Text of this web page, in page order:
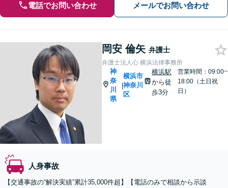
電話でお問い合わせ メールでお問い合わせ
岡安 倫矢 弁護士
弁護士法人心 横浜法律事務所
神
奈
川
県
|
横浜市
神奈川
区
横浜駅
から徒
歩3分
営業時間：09:00~
18:00（土日祝
日）
人身事故
【交通事故の“解決実績”累計35,000件超】【電話のみで相談から示談